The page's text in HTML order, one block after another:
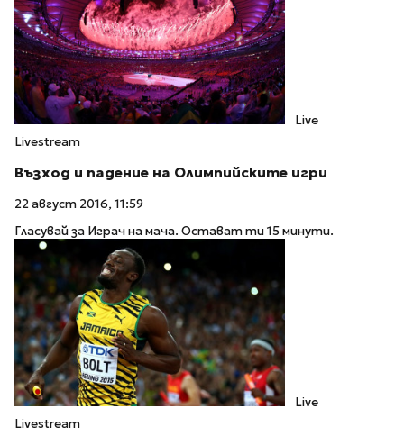
Live
Livestream
Възход и падение на Олимпийските игри
22 август 2016, 11:59
Гласувай за Играч на мача. Остават ти 15 минути.
Live
Livestream